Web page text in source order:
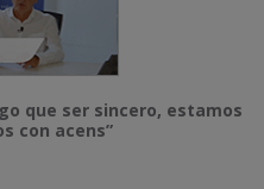
que ser sincero, estamos
con acens”